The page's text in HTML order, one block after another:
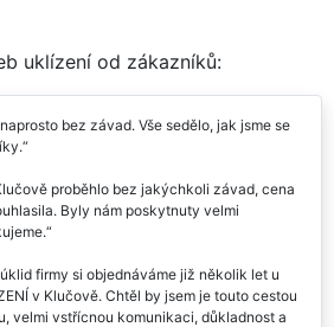
uklízení od zákazníků:
bez závad. Vše sedělo, jak jsme se
proběhlo bez jakýchkoli závad, cena
Byly nám poskytnuty velmi
firmy si objednáváme již několik let u
v Klučově. Chtěl by jsem je touto cestou
velmi vstřícnou komunikaci, důkladnost a